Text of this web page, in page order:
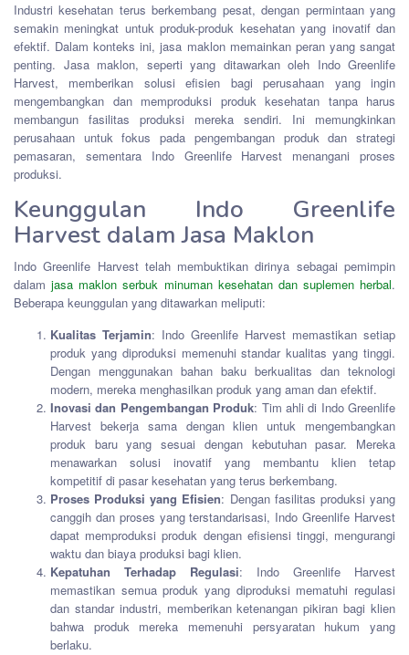
Industri kesehatan terus berkembang pesat, dengan permintaan yang
semakin meningkat untuk produk-produk kesehatan yang inovatif dan
efektif. Dalam konteks ini, jasa maklon memainkan peran yang sangat
penting. Jasa maklon, seperti yang ditawarkan oleh Indo Greenlife
Harvest, memberikan solusi efisien bagi perusahaan yang ingin
mengembangkan dan memproduksi produk kesehatan tanpa harus
membangun fasilitas produksi mereka sendiri. Ini memungkinkan
perusahaan untuk fokus pada pengembangan produk dan strategi
pemasaran, sementara Indo Greenlife Harvest menangani proses
produksi.
Keunggulan Indo Greenlife
Harvest dalam Jasa Maklon
Indo Greenlife Harvest telah membuktikan dirinya sebagai pemimpin
dalamjasa maklon serbuk minuman kesehatan dan suplemen herbal.
Beberapa keunggulan yang ditawarkan meliputi:
Kualitas Terjamin: Indo Greenlife Harvest memastikan setiap
produk yang diproduksi memenuhi standar kualitas yang tinggi.
Dengan menggunakan bahan baku berkualitas dan teknologi
modern, mereka menghasilkan produk yang aman dan efektif.
Inovasi dan Pengembangan Produk: Tim ahli di Indo Greenlife
Harvest bekerja sama dengan klien untuk mengembangkan
produk baru yang sesuai dengan kebutuhan pasar. Mereka
menawarkan solusi inovatif yang membantu klien tetap
kompetitif di pasar kesehatan yang terus berkembang.
Proses Produksi yang Efisien: Dengan fasilitas produksi yang
canggih dan proses yang terstandarisasi, Indo Greenlife Harvest
dapat memproduksi produk dengan efisiensi tinggi, mengurangi
waktu dan biaya produksi bagi klien.
Kepatuhan Terhadap Regulasi: Indo Greenlife Harvest
memastikan semua produk yang diproduksi mematuhi regulasi
dan standar industri, memberikan ketenangan pikiran bagi klien
bahwa produk mereka memenuhi persyaratan hukum yang
berlaku.